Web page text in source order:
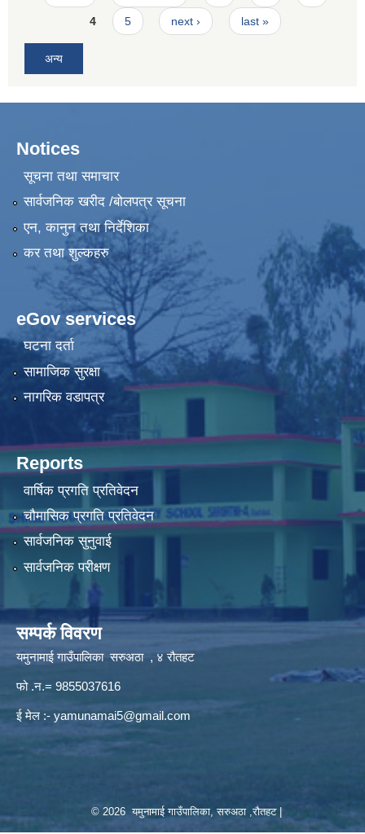
4 5 next › last »
अन्य
Notices
सूचना तथा समाचार
सार्वजनिक खरीद /बोलपत्र सूचना
एन, कानुन तथा निर्देशिका
कर तथा शुल्कहरु
eGov services
घटना दर्ता
सामाजिक सुरक्षा
नागरिक वडापत्र
Reports
वार्षिक प्रगति प्रतिवेदन
चौमासिक प्रगति प्रतिवेदन
सार्वजनिक सुनुवाई
सार्वजनिक परीक्षण
सम्पर्क विवरण
यमुनामाई गाउँपालिका सरुअठा , ४ रौतहट
फो .न.= 9855037616
ई मेल :- yamunamai5@gmail.com
© 2026 यमुनामाई गाउँपालिका, सरुअठा ,रौतहट |